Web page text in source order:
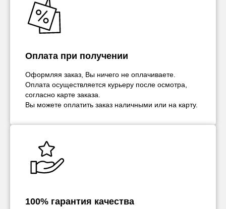
Оплата при получении
Оформляя заказ, Вы ничего не оплачиваете.
Оплата осуществляется курьеру после осмотра,
согласно карте заказа.
Вы можете оплатить заказ наличными или на карту.
100% гарантия качества